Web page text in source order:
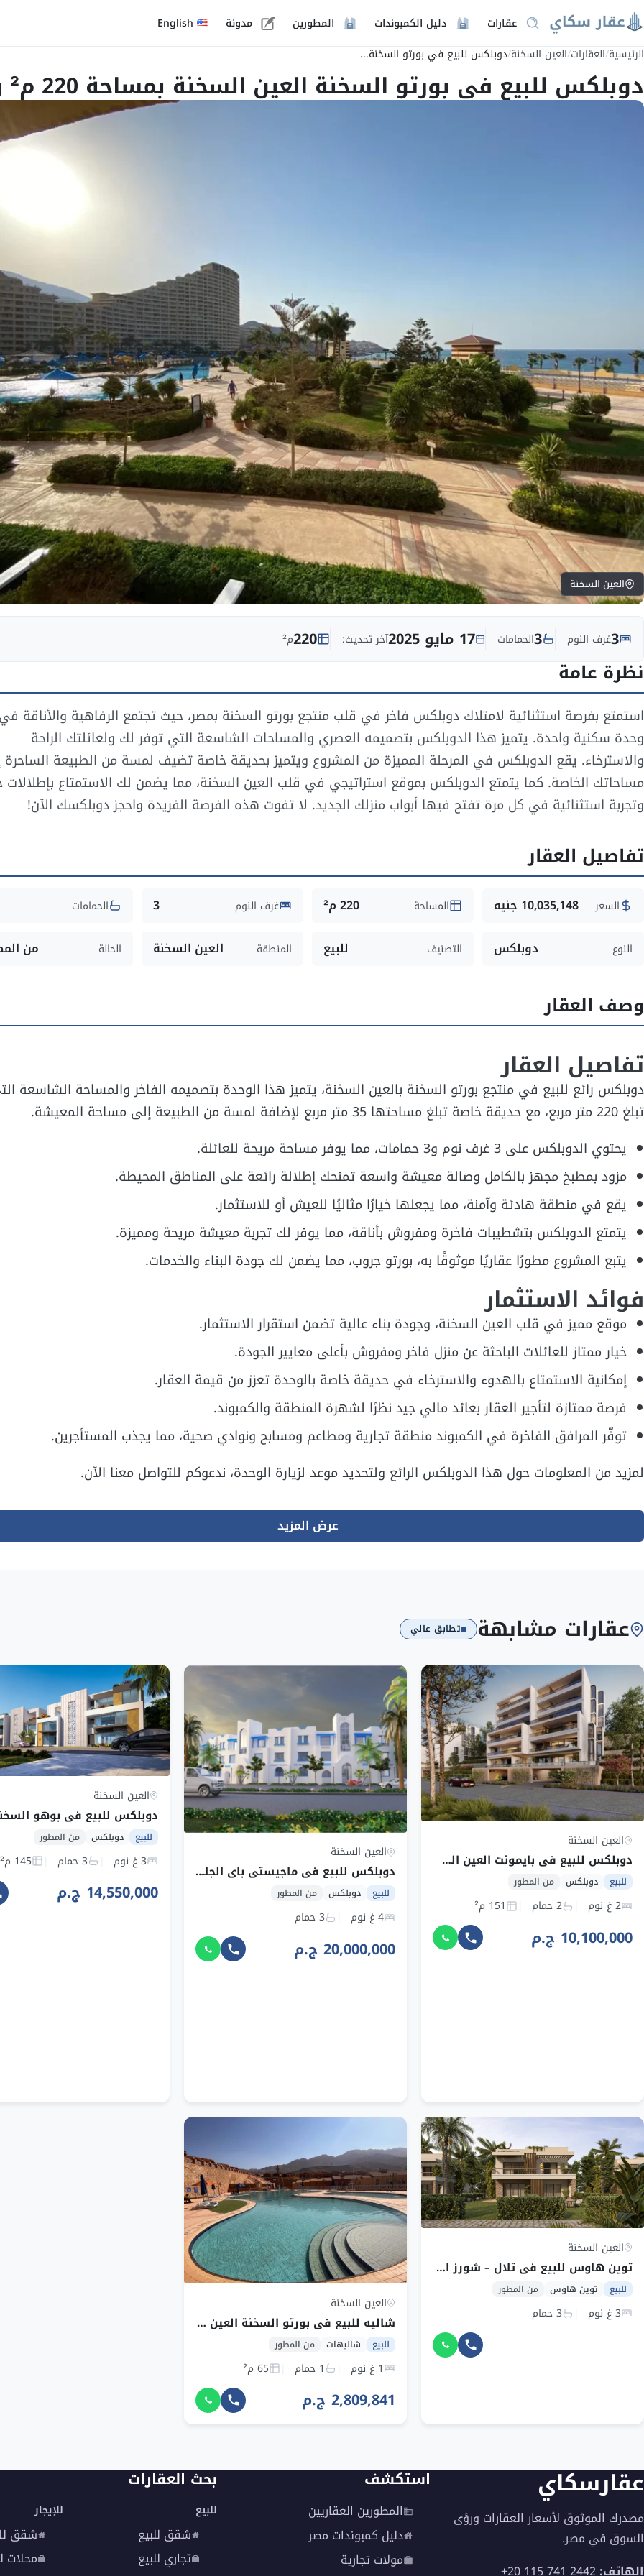
عقارات دليل الكمبوندات المطورين مدونة
English
الرئيسية/العقارات/العين السخنة/دوبلكس للبيع في بورتو السخنة...
دوبلكس للبيع في بورتو السخنة العين السخنة بمساحة 220 م² وقسط 118,390 ج.م
العين السخنة
3غرف النوم 3الحمامات 17 مايو 2025 آخر تحديث: 220م²
نظرة عامة
استمتع بفرصة استثنائية لامتلاك دوبلكس فاخر في قلب منتجع بورتو السخنة بمصر، حيث تجتمع الرفاهية والأناقة
وحدة سكنية واحدة. يتميز هذا الدوبلكس بتصميمه العصري والمساحات الشاسعة التي توفر لك ولعائلتك الراحة
والاسترخاء. يقع الدوبلكس في المرحلة المميزة من المشروع ويتميز بحديقة خاصة تضيف لمسة من الطبيعة
مساحاتك الخاصة. كما يتمتع الدوبلكس بموقع استراتيجي في قلب العين السخنة، مما يضمن لك الاستمتاع بإطلالات
وتجربة استثنائية في كل مرة تفتح فيها أبواب منزلك الجديد. لا تفوت هذه الفرصة الفريدة واحجز دوبلكسك الآن!
تفاصيل العقار
السعر 10,035,148 جنيه المساحة 220 م² غرف النوم 3 الحمامات
النوع دوبلكس التصنيف للبيع المنطقة العين السخنة الحالة من
وصف العقار
تفاصيل العقار
دوبلكس رائع للبيع في منتجع بورتو السخنة بالعين السخنة، يتميز هذا الوحدة بتصميمه الفاخر والمساحة الشاسعة
تبلغ 220 متر مربع، مع حديقة خاصة تبلغ مساحتها 35 متر مربع لإضافة لمسة من الطبيعة إلى مساحة المعيشة.
يحتوي الدوبلكس على 3 غرف نوم و3 حمامات، مما يوفر مساحة مريحة للعائلة.
مزود بمطبخ مجهز بالكامل وصالة معيشة واسعة تمنحك إطلالة رائعة على المناطق المحيطة.
يقع في منطقة هادئة وآمنة، مما يجعلها خيارًا مثاليًا للعيش أو للاستثمار.
يتمتع الدوبلكس بتشطيبات فاخرة ومفروش بأناقة، مما يوفر لك تجربة معيشة مريحة ومميزة.
يتبع المشروع مطورًا عقاريًا موثوقًا به، بورتو جروب، مما يضمن لك جودة البناء والخدمات.
فوائد الاستثمار
موقع مميز في قلب العين السخنة، وجودة بناء عالية تضمن استقرار الاستثمار.
خيار ممتاز للعائلات الباحثة عن منزل فاخر ومفروش بأعلى معايير الجودة.
إمكانية الاستمتاع بالهدوء والاسترخاء في حديقة خاصة بالوحدة تعزز من قيمة العقار.
فرصة ممتازة لتأجير العقار بعائد مالي جيد نظرًا لشهرة المنطقة والكمبوند.
توفّر المرافق الفاخرة في الكمبوند منطقة تجارية ومطاعم ومسابح ونوادي صحية، مما يجذب المستأجرين.
لمزيد من المعلومات حول هذا الدوبلكس الرائع ولتحديد موعد لزيارة الوحدة، ندعوكم للتواصل معنا الآن.
عرض المزيد
عقارات مشابهة تطابق عالي
العين السخنة
دوبلكس للبيع في بايمونت العين السخنة بمساحة 151 م² وقسط 84,167 ج.م
للبيع دوبلكس من المطور
2 غ نوم 2 حمام 151 م²
10,100,000 ج.م
العين السخنة
دوبلكس للبيع في ماجيستي باى الجلالة لاسيرينا العين السخنة بمساحة 212~220 م² وقسط 216,667 ج.م
للبيع دوبلكس من المطور
4 غ نوم 3 حمام
20,000,000 ج.م
العين السخنة
للبيع دوبلكس من المطور
3 غ نوم 3 حمام 145 م²
14,550,000 ج.م
العين السخنة
توين هاوس للبيع في تلال – شورز العين السخنة بسعر مميز
للبيع توين هاوس من المطور
3 غ نوم 3 حمام
العين السخنة
شاليه للبيع في بورتو السخنة العين السخنة بمساحة 65 م² وقسط 33,148 ج.م
للبيع شاليهات من المطور
1 غ نوم 1 حمام 65 م²
2,809,841 ج.م
عقارسكاي
مصدرك الموثوق لأسعار العقارات ورؤى
السوق في مصر.
الهاتف:+20 115 741 2442
استكشف
المطورين العقاريين
دليل كمبوندات مصر
مولات تجارية
بحث العقارات
للبيع
شقق للبيع
تجاري للبيع
للإيجار
شقق
محلات